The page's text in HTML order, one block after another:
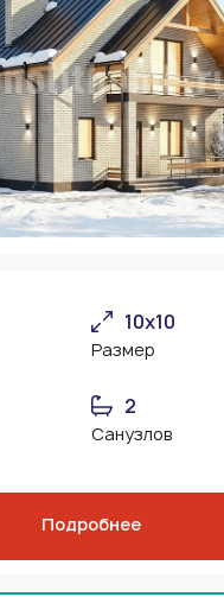
10х10
Размер
2
Санузлов
Подробнее